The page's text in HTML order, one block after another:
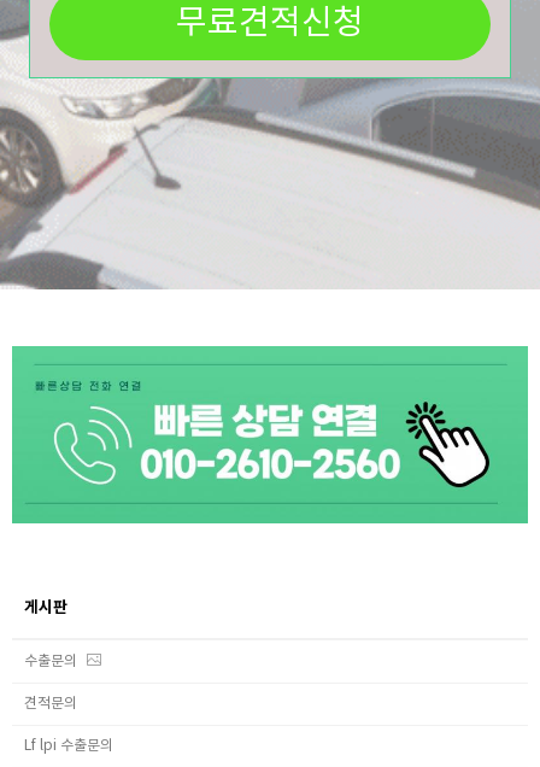
무료견적신청
게시판
수출문의
견적문의
Lf lpi 수출문의